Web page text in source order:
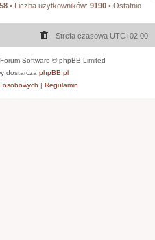
• Liczba użytkowników: 9190 • Ostatnio
Strefa czasowa UTC+02:00
Software © phpBB Limited
dostarcza phpBB.pl
osobowych | Regulamin